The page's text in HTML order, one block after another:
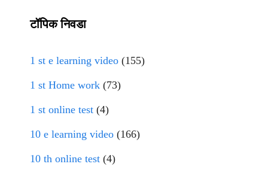
टॉपिक निवडा
1 st e learning video (155)
1 st Home work (73)
1 st online test (4)
10 e learning video (166)
10 th online test (4)